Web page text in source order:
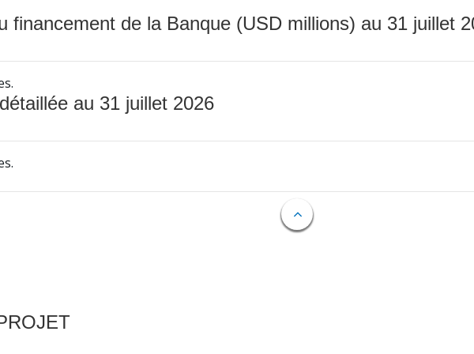
financement de la Banque (USD millions) au 31 juillet
au 31 juillet 2026